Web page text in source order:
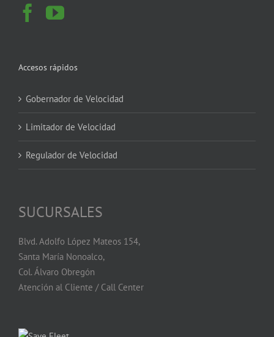
Accesos rápidos
Gobernador de Velocidad
Limitador de Velocidad
Regulador de Velocidad
SUCURSALES
Blvd. Adolfo López Mateos 154,
Santa María Nonoalco,
Col. Álvaro Obregón
Atención al Cliente / Call Center